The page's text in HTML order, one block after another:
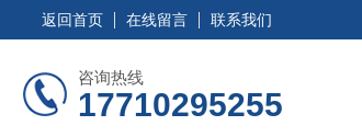
返回首页 在线留言 联系我们
咨询热线
17710295255